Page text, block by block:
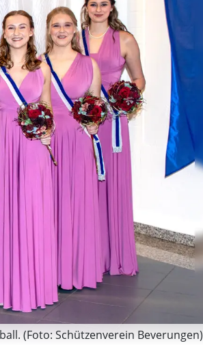
(Foto: Schützenverein Beverungen)